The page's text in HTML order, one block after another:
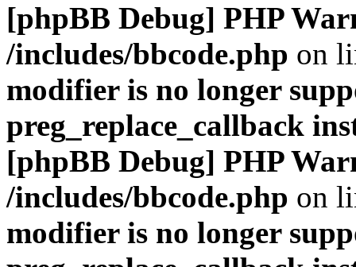
[phpBB Debug] PHP
/includes/bbcode.php on
modifier is no longer
preg_replace_callback
[phpBB Debug] PHP
/includes/bbcode.php on
modifier is no longer